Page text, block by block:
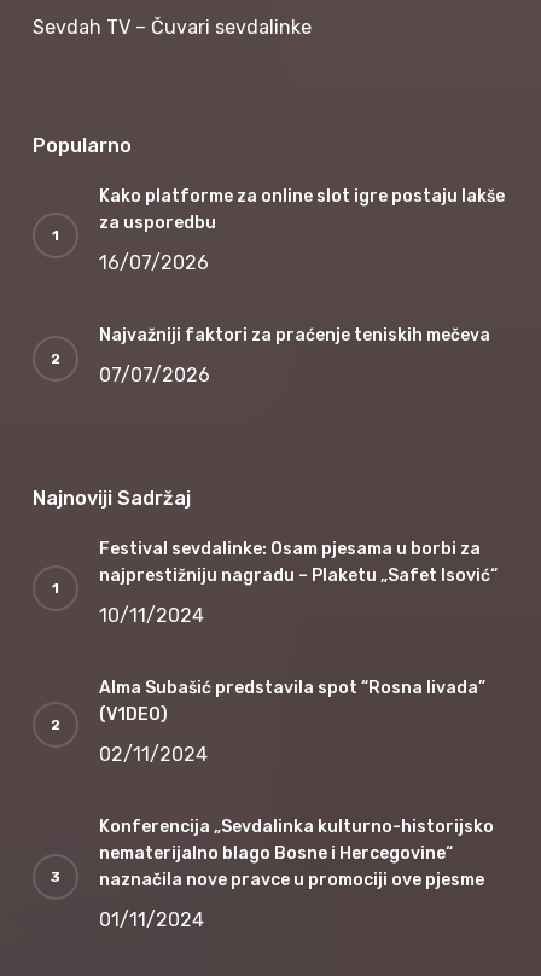
Sevdah TV – Čuvari sevdalinke
Popularno
Kako platforme za online slot igre postaju lakše
za usporedbu
16/07/2026
Najvažniji faktori za praćenje teniskih mečeva
07/07/2026
Najnoviji Sadržaj
Festival sevdalinke: Osam pjesama u borbi za
najprestižniju nagradu – Plaketu „Safet Isović“
10/11/2024
Alma Subašić predstavila spot “Rosna livada”
(V1DEO)
02/11/2024
Konferencija „Sevdalinka kulturno-historijsko
nematerijalno blago Bosne i Hercegovine“
naznačila nove pravce u promociji ove pjesme
01/11/2024